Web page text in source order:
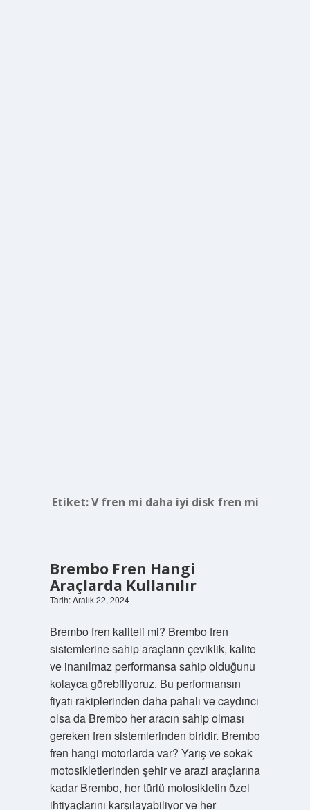
Etiket:V fren mi daha iyi disk fren mi
Brembo Fren Hangi
Araçlarda Kullanılır
Tarih: Aralık 22, 2024
Brembo fren kaliteli mi? Brembo fren
sistemlerine sahip araçların çeviklik, kalite
ve inanılmaz performansa sahip olduğunu
kolayca görebiliyoruz. Bu performansın
fiyatı rakiplerinden daha pahalı ve caydırıcı
olsa da Brembo her aracın sahip olması
gereken fren sistemlerinden biridir. Brembo
fren hangi motorlarda var? Yarış ve sokak
motosikletlerinden şehir ve arazi araçlarına
kadar Brembo, her türlü motosikletin özel
ihtiyaçlarını karşılayabiliyor ve her